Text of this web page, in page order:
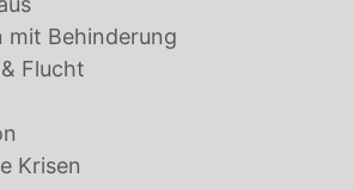
mit Behinderung
Flucht
Krisen